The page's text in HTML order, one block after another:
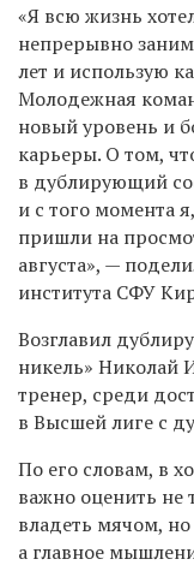
«Я всю жизнь
непрерывно
лет и использую
Молодежная
новый уровень и
карьеры. О том,
в дублирующий
и с того момента
пришли на
августа», —
института СФУ
Возглавил
никель» Николай
тренер, среди
в Высшей лиге с
По его словам, в
важно оценить не
владеть мячом,
а главное